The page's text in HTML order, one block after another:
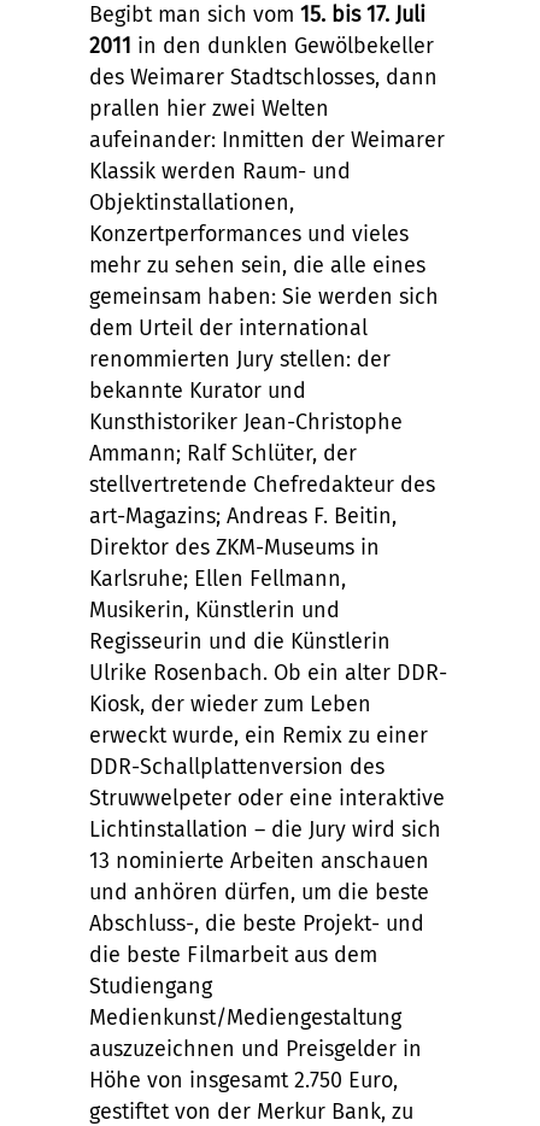
Begibt man sich vom 15. bis 17. Juli
2011 in den dunklen Gewölbekeller
des Weimarer Stadtschlosses, dann
prallen hier zwei Welten
aufeinander: Inmitten der Weimarer
Klassik werden Raum- und
Objektinstallationen,
Konzertperformances und vieles
mehr zu sehen sein, die alle eines
gemeinsam haben: Sie werden sich
dem Urteil der international
renommierten Jury stellen: der
bekannte Kurator und
Kunsthistoriker Jean-Christophe
Ammann; Ralf Schlüter, der
stellvertretende Chefredakteur des
art-Magazins; Andreas F. Beitin,
Direktor des ZKM-Museums in
Karlsruhe; Ellen Fellmann,
Musikerin, Künstlerin und
Regisseurin und die Künstlerin
Ulrike Rosenbach. Ob ein alter DDR-
Kiosk, der wieder zum Leben
erweckt wurde, ein Remix zu einer
DDR-Schallplattenversion des
Struwwelpeter oder eine interaktive
Lichtinstallation – die Jury wird sich
13 nominierte Arbeiten anschauen
und anhören dürfen, um die beste
Abschluss-, die beste Projekt- und
die beste Filmarbeit aus dem
Studiengang
Medienkunst/Mediengestaltung
auszuzeichnen und Preisgelder in
Höhe von insgesamt 2.750 Euro,
gestiftet von der Merkur Bank, zu